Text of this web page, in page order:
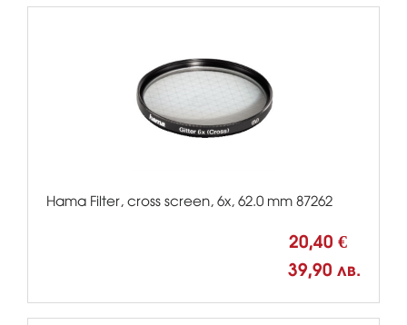
Hama Filter, cross screen, 6x, 62.0 mm 87262
20,40 €
39,90 лв.